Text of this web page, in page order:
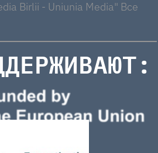
Birlii - Uniunia Media" Все